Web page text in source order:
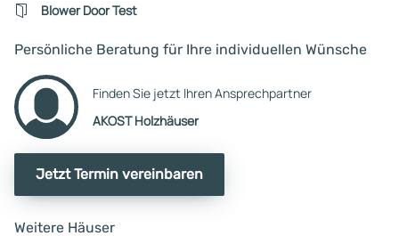
Blower Door Test
Persönliche Beratung für Ihre individuellen Wünsche
Finden Sie jetzt Ihren Ansprechpartner
AKOST Holzhäuser
Jetzt Termin vereinbaren
Weitere Häuser